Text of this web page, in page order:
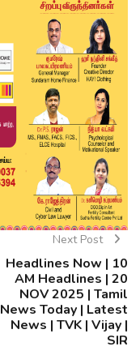
Next Post
Headlines Now | 10
AM Headlines | 20
NOV 2025 | Tamil
News Today | Latest
News | TVK | Vijay |
SIR